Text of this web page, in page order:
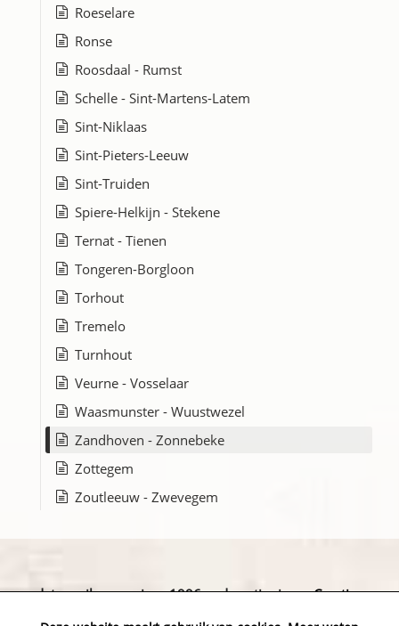
Roeselare
Ronse
Roosdaal - Rumst
Schelle - Sint-Martens-Latem
Sint-Niklaas
Sint-Pieters-Leeuw
Sint-Truiden
Spiere-Helkijn - Stekene
Ternat - Tienen
Tongeren-Borgloon
Torhout
Tremelo
Turnhout
Veurne - Vosselaar
Waasmunster - Wuustwezel
Zandhoven - Zonnebeke
Zottegem
Zoutleeuw - Zwevegem
datapanik.org – since 1996 and continuing »Creative